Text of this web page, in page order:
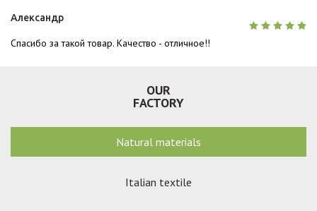
Александр
Спасибо за такой товар. Качество - отличное!!
OUR
FACTORY
Natural materials
Italian textile